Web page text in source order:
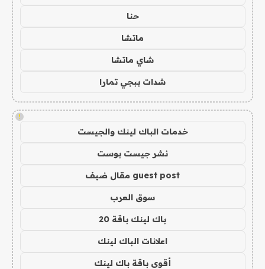
حنا
ماتشا
شاي ماتشا
شدات ببجي تمارا
!
خدمات الباك لينك والجيست
نشر جيست بوست
guest post مقال ضيف
سوق العرب
باك لينك باقة 20
اعلانات الباك لينك
أقوى باقة باك لينك